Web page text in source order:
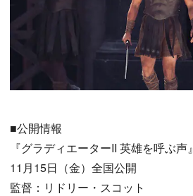
■公開情報
『グラディエーターII 英雄を呼ぶ声』
11月15日（金）全国公開
監督：リドリー・スコット